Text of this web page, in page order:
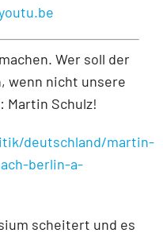
Wer soll der
wenn nicht unsere
Martin Schulz!
deutschland/martin-
berlin-a-
scheitert und es